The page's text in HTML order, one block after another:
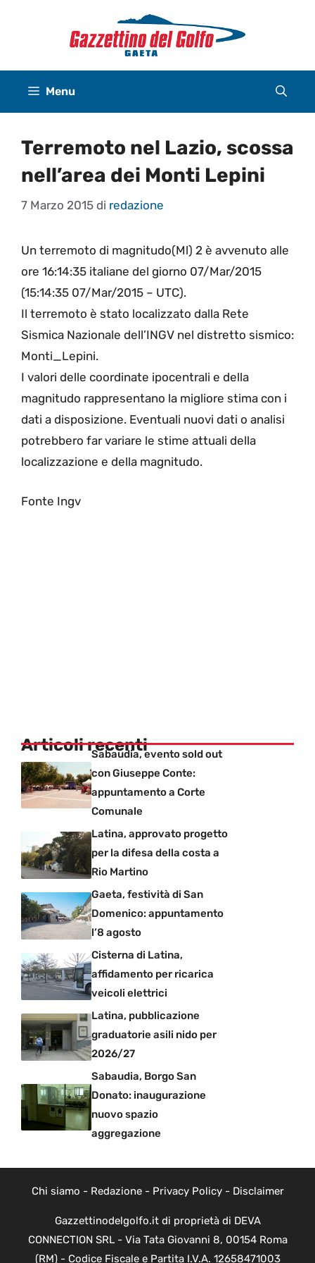
Menu
Terremoto nel Lazio, scossa
nell’area dei Monti Lepini
7 Marzo 2015 di redazione
Un terremoto di magnitudo(Ml) 2 è avvenuto alle
ore 16:14:35 italiane del giorno 07/Mar/2015
(15:14:35 07/Mar/2015 – UTC).
Il terremoto è stato localizzato dalla Rete
Sismica Nazionale dell’INGV nel distretto sismico:
Monti_Lepini.
I valori delle coordinate ipocentrali e della
magnitudo rappresentano la migliore stima con i
dati a disposizione. Eventuali nuovi dati o analisi
potrebbero far variare le stime attuali della
localizzazione e della magnitudo.
Fonte Ingv
Articoli recentiSabaudia, evento sold out
con Giuseppe Conte:
appuntamento a Corte
Comunale
Latina, approvato progetto
per la difesa della costa a
Rio Martino
Gaeta, festività di San
Domenico: appuntamento
l’8 agosto
Cisterna di Latina,
affidamento per ricarica
veicoli elettrici
Latina, pubblicazione
graduatorie asili nido per
2026/27
Sabaudia, Borgo San
Donato: inaugurazione
nuovo spazio
aggregazione
Chi siamo - Redazione- Privacy Policy- Disclaimer
Gazzettinodelgolfo.it di proprietà di DEVA
CONNECTION SRL - Via Tata Giovanni 8, 00154 Roma
(RM) - Codice Fiscale e Partita I.V.A. 12658471003